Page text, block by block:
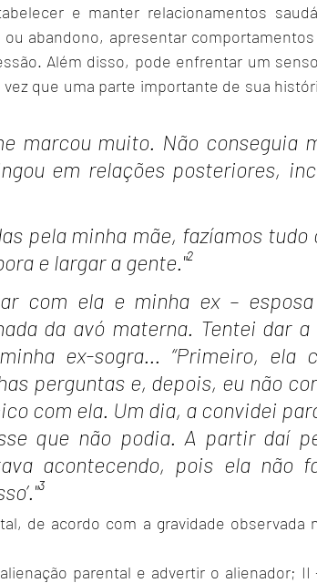
e manter relacionamentos
abandono, apresentar
Além disso, pode enfrentar um
que uma parte importante de sua
marcou muito. Não conseguia
em relações posteriores,
pela minha mãe, fazíamos tudo
e largar a gente."²
com ela e minha ex –
da avó materna. Tentei dar
ex-sogra... “Primeiro, ela
perguntas e, depois, eu não
com ela. Um dia, a convidei
que não podia. A partir daí
acontecendo, pois ela não
de acordo com a gravidade observada
parental e advertir o alienador;